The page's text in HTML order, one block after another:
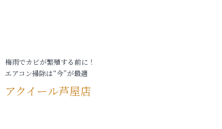
梅雨でカビが繁殖する前に！
エアコン掃除は“今”が最適
アクイール芦屋店